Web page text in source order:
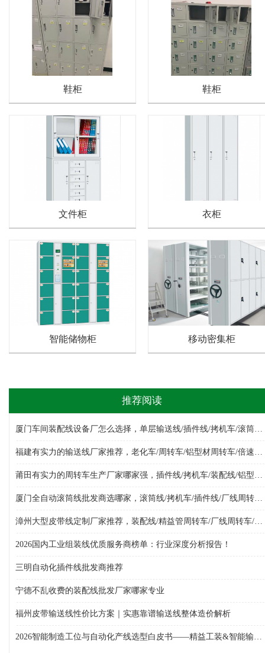
鞋柜 鞋柜
文件柜 衣柜
智能储物柜 移动密集柜
推荐阅读
厦门车间装配线设备厂怎么选择，单层输送线/插件线/拷机车/滚筒线/倍速链组装线/厂线周转车，装配线生产厂家哪家好
福建有实力的输送线厂家推荐，老化车/周转车/铝型材周转车/倍速链组装线/单层输送线/皮带线，输送线设备生产厂家选哪家
莆田有实力的周转车生产厂家哪家强，插件线/拷机车/装配线/铝型材周转车/多层周转车/厂线周转车，周转车生产厂家哪家专业
厦门全自动滚筒线批发商选哪家，滚筒线/拷机车/插件线/厂线周转车/物料周转车/周转车/倍速链组装线，滚筒线批发厂选哪家
漳州大型皮带线定制厂家推荐，装配线/精益管周转车/厂线周转车/单层输送线/组装线/倍速链组装线/周转车，皮带线厂选哪家
2026国内工业组装线优质服务商榜单：行业深度分析报告！
三明自动化插件线批发商推荐
宁德不乱收费的装配线批发厂家哪家专业
福州皮带输送线性价比方案｜实惠靠谱输送线整体造价解析
2026智能制造工位与自动化产线选型白皮书——精益工装&智能输送设备综合采购指南